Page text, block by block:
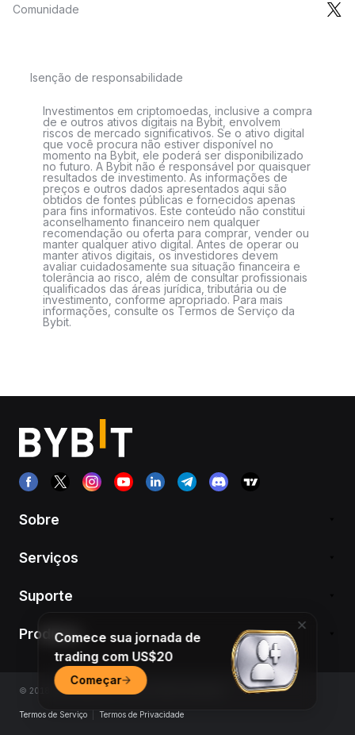
Comunidade
Isenção de responsabilidade
Investimentos em criptomoedas, inclusive a compra
de e outros ativos digitais na Bybit, envolvem
riscos de mercado significativos. Se o ativo digital
que você procura não estiver disponível no
momento na Bybit, ele poderá ser disponibilizado
no futuro. A Bybit não é responsável por quaisquer
resultados de investimento. As informações de
preços e outros dados apresentados aqui são
obtidos de fontes públicas e fornecidos apenas
para fins informativos. Este conteúdo não constitui
aconselhamento financeiro nem qualquer
recomendação ou oferta para comprar, vender ou
manter qualquer ativo digital. Antes de operar ou
manter ativos digitais, os investidores devem
avaliar cuidadosamente sua situação financeira e
tolerância ao risco, além de consultar profissionais
qualificados das áreas jurídica, tributária ou de
investimento, conforme apropriado. Para mais
informações, consulte os Termos de Serviço da
Bybit.
Sobre
Serviços
Suporte
Produtos
© 2018-2026 Bybit.com. Todos os direitos reservados.
Termos de Serviço Termos de Privacidade
Comece sua jornada de
trading com US$20
Começar